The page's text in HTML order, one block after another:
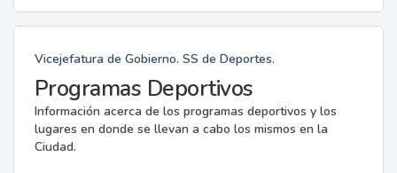
Vicejefatura de Gobierno. SS de Deportes.
Programas Deportivos
Información acerca de los programas deportivos y los
lugares en donde se llevan a cabo los mismos en la
Ciudad.